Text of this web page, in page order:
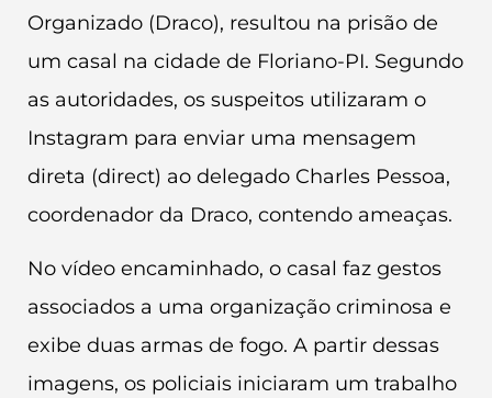
Organizado (Draco), resultou na prisão de
um casal na cidade de Floriano-PI. Segundo
as autoridades, os suspeitos utilizaram o
Instagram para enviar uma mensagem
direta (direct) ao delegado Charles Pessoa,
coordenador da Draco, contendo ameaças.
No vídeo encaminhado, o casal faz gestos
associados a uma organização criminosa e
exibe duas armas de fogo. A partir dessas
imagens, os policiais iniciaram um trabalho